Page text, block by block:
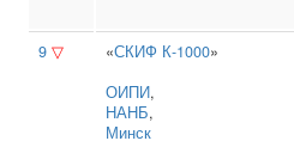
9 ▽ «СКИФ К-1000»
ОИПИ,
НАНБ,
Минск